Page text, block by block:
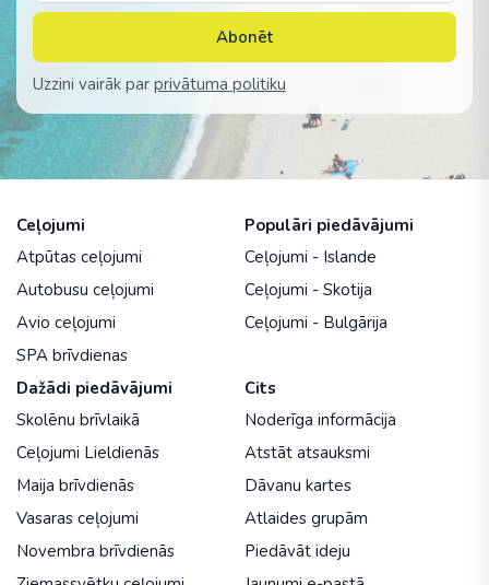
Abonēt
Uzzini vairāk par privātuma politiku
Ceļojumi
Atpūtas ceļojumi
Autobusu ceļojumi
Avio ceļojumi
SPA brīvdienas
Populāri piedāvājumi
Ceļojumi - Islande
Ceļojumi - Skotija
Ceļojumi - Bulgārija
Dažādi piedāvājumi
Skolēnu brīvlaikā
Ceļojumi Lieldienās
Maija brīvdienās
Vasaras ceļojumi
Novembra brīvdienās
Cits
Noderīga informācija
Atstāt atsauksmi
Dāvanu kartes
Atlaides grupām
Piedāvāt ideju